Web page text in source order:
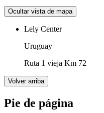
Ocultar vista de mapa
Lely Center
Uruguay
Ruta 1 vieja Km 72
Volver arriba
Pie de página